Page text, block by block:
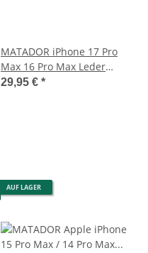
MATADOR iPhone 17 Pro
Max 16 Pro Max Leder
Handytasche Schwarz
29,95 € *
AUF LAGER